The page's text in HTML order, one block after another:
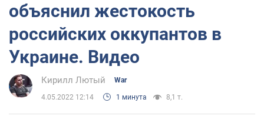
объяснил жестокость
российских оккупантов в
Украине. Видео
Кирилл Лютый War
4.05.2022 12:14 1 минута 8,1 т.